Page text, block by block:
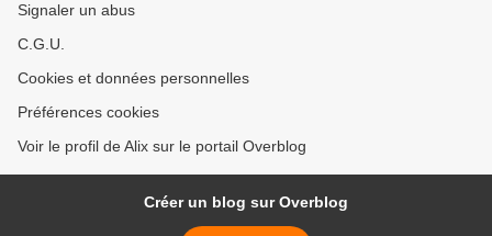
Signaler un abus
C.G.U.
Cookies et données personnelles
Préférences cookies
Voir le profil de Alix sur le portail Overblog
Créer un blog sur Overblog